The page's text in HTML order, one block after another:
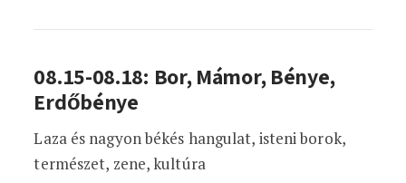
08.15-08.18: Bor, Mámor, Bénye,
Erdőbénye
Laza és nagyon békés hangulat, isteni borok,
természet, zene, kultúra